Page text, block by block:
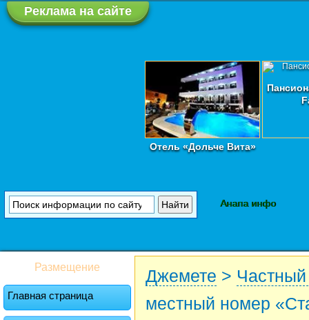
Реклама на сайте
Отель «Дольче Вита»
Анапа инфо
Размещение
Главная страница
Джемете > Частный
местный номер